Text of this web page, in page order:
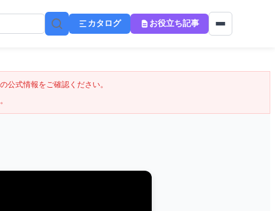
カタログ お役立ち記事
公式情報をご確認ください。